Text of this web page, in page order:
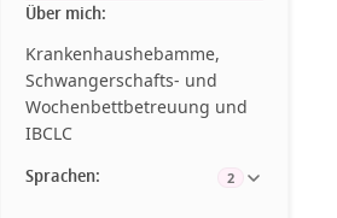
Über mich:
Krankenhaushebamme,
Schwangerschafts- und
Wochenbettbetreuung und
IBCLC
Sprachen: 2